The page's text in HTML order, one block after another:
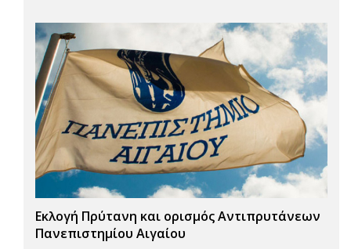
Εκλογή Πρύτανη και ορισμός Αντιπρυτάνεων
Πανεπιστημίου Αιγαίου